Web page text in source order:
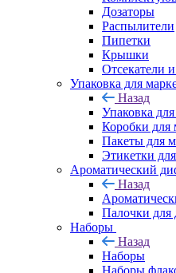
Дозаторы
Распылители
Пипетки
Крышки
Отсекатели
Упаковка для
Назад
Упаковка
Коробки для
Пакеты для
Этикетки
Ароматический
Назад
Палочки для
Наборы
Назад
Наборы
Наборы